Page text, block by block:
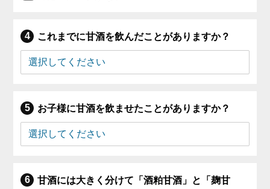
これまでに甘酒を飲んだことがありますか？
お子様に甘酒を飲ませたことがありますか？
甘酒には大きく分けて「酒粕甘酒」と「麹甘